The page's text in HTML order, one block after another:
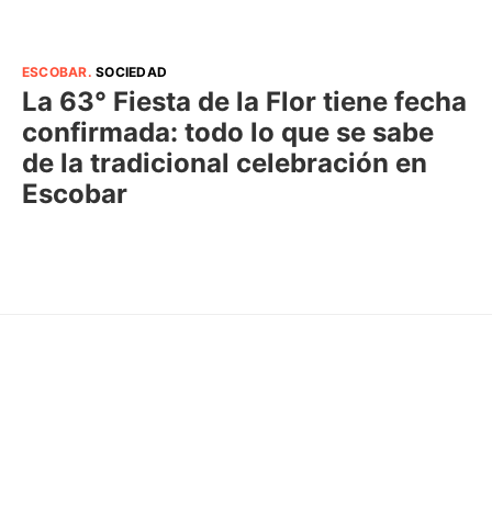
ESCOBAR.SOCIEDAD
La 63° Fiesta de la Flor tiene fecha
confirmada: todo lo que se sabe
de la tradicional celebración en
Escobar